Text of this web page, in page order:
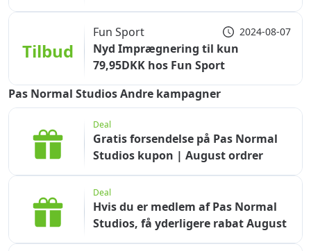
Tilbud
Fun Sport 2024-08-07
Nyd Imprægnering til kun
79,95DKK hos Fun Sport
Pas Normal Studios Andre kampagner
Deal
Gratis forsendelse på Pas Normal
Studios kupon | August ordrer
Deal
Hvis du er medlem af Pas Normal
Studios, få yderligere rabat August